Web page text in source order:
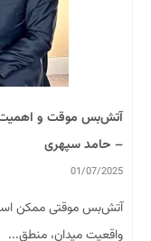
آتش‌بس موقت و اهمیت
– حامد سپهری
01/07/2025
آتش‌بس موقتی ممکن است
واقعیت میدان، منطق...